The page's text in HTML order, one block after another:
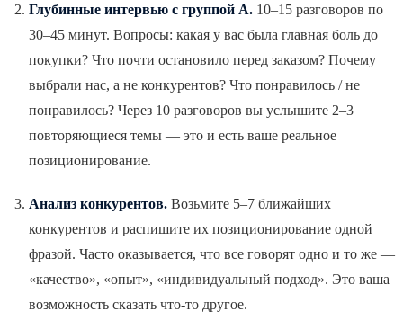
Глубинные интервью с группой A. 10–15 разговоров по
30–45 минут. Вопросы: какая у вас была главная боль до
покупки? Что почти остановило перед заказом? Почему
выбрали нас, а не конкурентов? Что понравилось / не
понравилось? Через 10 разговоров вы услышите 2–3
повторяющиеся темы — это и есть ваше реальное
позиционирование.
Анализ конкурентов. Возьмите 5–7 ближайших
конкурентов и распишите их позиционирование одной
фразой. Часто оказывается, что все говорят одно и то же —
«качество», «опыт», «индивидуальный подход». Это ваша
возможность сказать что-то другое.